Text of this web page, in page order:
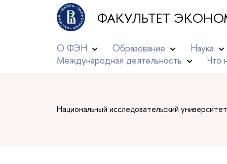
ФАКУЛЬТЕТ
О ФЭН Образование
Наука
Международная деятельность
Что
Национальный исследовательский